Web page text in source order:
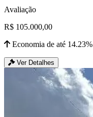
Avaliação
R$ 105.000,00
Economia de até 14.23%
Ver Detalhes